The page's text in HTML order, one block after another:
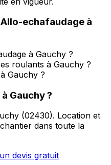
Allo-echafaudage à
à Gauchy ?
roulants à Gauchy ?
Gauchy ?
à Gauchy?
(02430). Location et
dans toute la
devis gratuit